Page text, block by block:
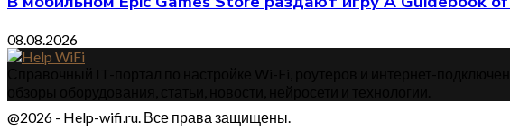
08.08.2026
@2026 - Help-wifi.ru. Все права защищены.